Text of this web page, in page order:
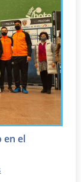
en el